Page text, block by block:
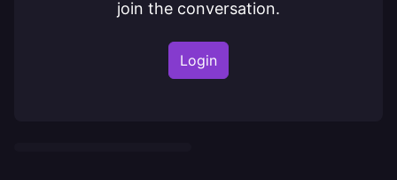
join the conversation.
Login